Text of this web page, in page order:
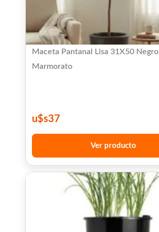
Maceta Pantanal Lisa 31X50 Negro
Marmorato
u$s37
Ver producto